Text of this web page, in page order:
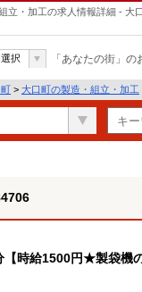
立・加工の求人情報詳細 - 大
択 「あなたの街」
> 大口町の製造・組立・加工
【時給1500円★製袋機